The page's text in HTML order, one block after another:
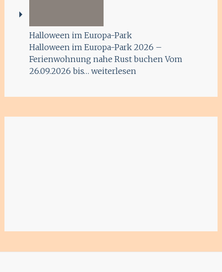
Halloween im Europa-Park
Halloween im Europa-Park 2026 –
Ferienwohnung nahe Rust buchen Vom
26.09.2026 bis… weiterlesen